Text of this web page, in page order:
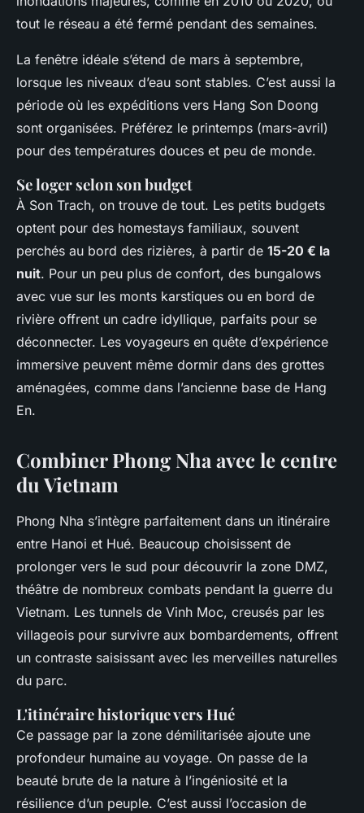
tout le réseau a été fermé pendant des semaines.
La fenêtre idéale s’étend de mars à septembre,
lorsque les niveaux d’eau sont stables. C’est aussi la
période où les expéditions vers Hang Son Doong
sont organisées. Préférez le printemps (mars-avril)
pour des températures douces et peu de monde.
Se loger selon son budget
À Son Trach, on trouve de tout. Les petits budgets
optent pour des homestays familiaux, souvent
perchés au bord des rizières, à partir de 15-20 € la
nuit. Pour un peu plus de confort, des bungalows
avec vue sur les monts karstiques ou en bord de
rivière offrent un cadre idyllique, parfaits pour se
déconnecter. Les voyageurs en quête d’expérience
immersive peuvent même dormir dans des grottes
aménagées, comme dans l’ancienne base de Hang
En.
Combiner Phong Nha avec le centre
du Vietnam
Phong Nha s’intègre parfaitement dans un itinéraire
entre Hanoi et Hué. Beaucoup choisissent de
prolonger vers le sud pour découvrir la zone DMZ,
théâtre de nombreux combats pendant la guerre du
Vietnam. Les tunnels de Vinh Moc, creusés par les
villageois pour survivre aux bombardements, offrent
un contraste saisissant avec les merveilles naturelles
du parc.
L'itinéraire historique vers Hué
Ce passage par la zone démilitarisée ajoute une
profondeur humaine au voyage. On passe de la
beauté brute de la nature à l’ingéniosité et la
résilience d’un peuple. C’est aussi l’occasion de